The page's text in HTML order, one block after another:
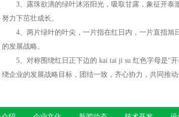
3、露珠欲滴的绿叶沐浴阳光，吸取甘露，象征开泰
努力下茁壮成长。
4、两片绿叶的叶尖，一片指在红日内，一片直指
的发展战略。
5、对称围绕红日正下边的 kai tai ji su 红色字母是"
绕企业的发展战略目标，团结一致，齐心协力，共同推动